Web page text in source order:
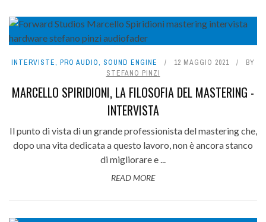
INTERVISTE, PRO AUDIO, SOUND ENGINE 12 MAGGIO 2021
BY
STEFANO PINZI
MARCELLO SPIRIDIONI, LA FILOSOFIA DEL MASTERING -
INTERVISTA
Il punto di vista di un grande professionista del mastering che,
dopo una vita dedicata a questo lavoro, non è ancora stanco
di migliorare e ...
READ MORE